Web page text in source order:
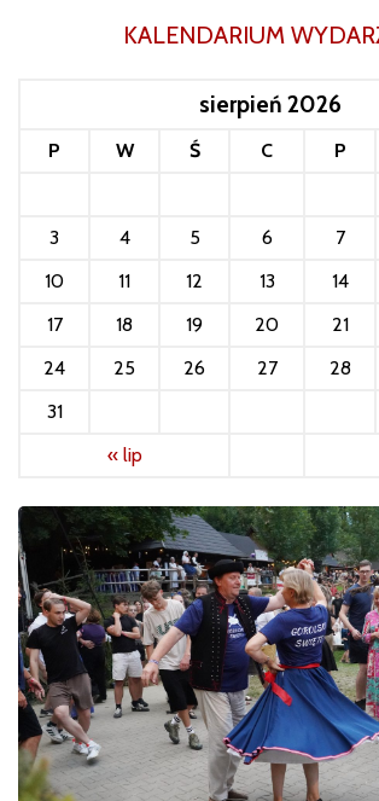
KALENDARIUM
sierpień 2026
P W Ś C P
3
4 5 6 7
10
11 12 13 14
17
18 19 20 21
24
25 26 27 28
31
« lip